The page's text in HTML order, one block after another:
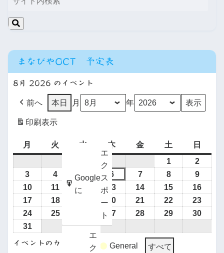
まなびやOCT 予定表
8月 2026 のイベント
前へ 本日 月 年
印刷表示
Google
に
エ
ク
ス
ポ
ー
ト
エ
ク
月 火 水 木 金 土
日
1
2
3
4 5 6 7 8
9
10
11 12 13 14 15
16
17
18 20 21 22
23
24
25 27 28 29
30
31
イベントのカテゴリー General すべて